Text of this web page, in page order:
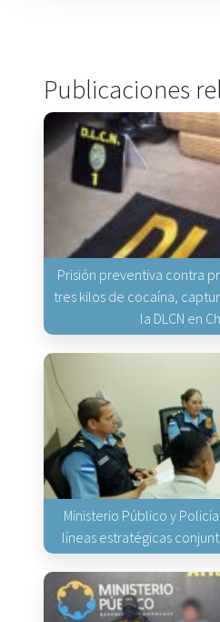
Publicaciones
Prisión preventiva contra
tres kilos de cocaína,
la DLCN en
Ministerio Público y
líneas estratégicas